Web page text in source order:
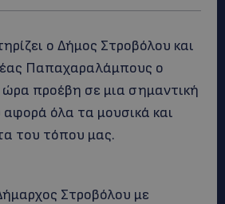
ο Δήμος Στροβόλου και
Παπαχαραλάμπους ο
ώρα προέβη σε μια σημαντική
όλα τα μουσικά και
του τόπου μας.
Στροβόλου με